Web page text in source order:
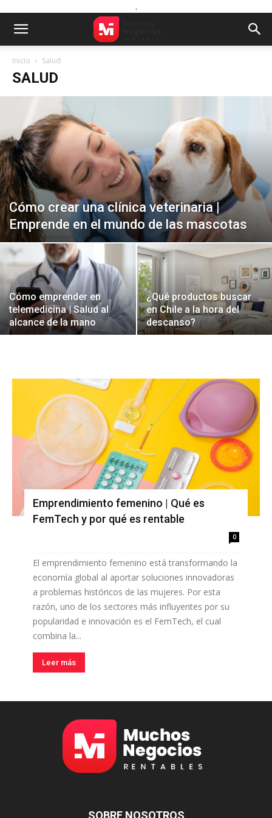
.
Inicio Salud
SALUD
Cómo crear una clínica veterinaria |
Emprende en el mundo de las mascotas
Cómo emprender en
telemedicina | Salud al
alcance de la mano
¿Qué productos buscar
en Chile a la hora del
descanso?
Emprendimiento femenino | Qué es
FemTech y por qué es rentable
0
El emprendimiento femenino está transformando la
economía global al aportar soluciones innovadoras
a problemas históricos de las mujeres. Por esta
razón, uno de los sectores más influyentes por su
popularidad e innovación es el FemTech, el cual
combina la...
Leer más
SOBRE NOSOTROS